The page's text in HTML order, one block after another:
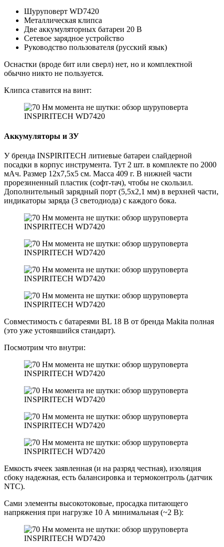
Шуруповерт WD7420
Металлическая клипса
Две аккумуляторных батареи 20 В
Сетевое зарядное устройство
Руководство пользователя (русский язык)
Оснастки (вроде бит или сверл) нет, но и комплектной
обычно никто не пользуется.
Клипса ставится на винт:
Аккумуляторы и ЗУ
У бренда INSPIRITECH литиевые батареи слайдерной
посадки в корпус инструмента. Тут 2 шт. в комплекте по 2000
мАч. Размер 12х7,5х5 см. Масса 409 г. В нижней части
прорезиненный пластик (софт-тач), чтобы не скользил.
Дополнительный зарядный порт (5,5х2,1 мм) в верхней части,
индикаторы заряда (3 светодиода) с каждого бока.
Совместимость с батареями BL 18 В от бренда Makita полная
(это уже устоявшийся стандарт).
Посмотрим что внутри:
Емкость ячеек заявленная (и на разряд честная), изоляция
сбоку надежная, есть балансировка и термоконтроль (датчик
NTC).
Сами элементы высокотоковые, просадка питающего
напряжения при нагрузке 10 А минимальная (~2 В):